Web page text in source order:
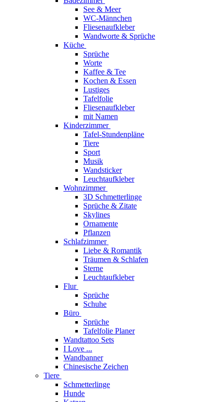
See & Meer
WC-Männchen
Fliesenaufkleber
Wandworte & Sprüche
Küche
Sprüche
Worte
Kaffee & Tee
Kochen & Essen
Lustiges
Tafelfolie
Fliesenaufkleber
mit Namen
Kinderzimmer
Tafel-Stundenpläne
Tiere
Sport
Musik
Wandsticker
Leuchtaufkleber
Wohnzimmer
3D Schmetterlinge
Sprüche & Zitate
Skylines
Ornamente
Pflanzen
Schlafzimmer
Liebe & Romantik
Träumen & Schlafen
Sterne
Leuchtaufkleber
Flur
Sprüche
Schuhe
Büro
Sprüche
Tafelfolie Planer
Wandtattoo Sets
I Love ...
Wandbanner
Chinesische Zeichen
Tiere
Schmetterlinge
Hunde